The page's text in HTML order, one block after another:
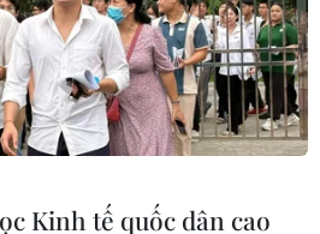
cụm tháp hùng vĩ và đẹp nhất
tại đến nay.
Kinh tế quốc dân cao